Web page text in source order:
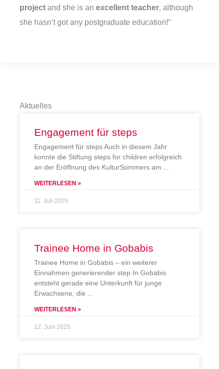
project and she is an excellent teacher , although
she hasn’t got any postgraduate education!“
Aktuelles
Engagement für steps
Engagement für steps Auch in diesem Jahr
konnte die Stiftung steps for children erfolgreich
an der Eröffnung des KulturSommers am
WEITERLESEN »
11. Juli 2025
Trainee Home in Gobabis
Trainee Home in Gobabis – ein weiterer
Einnahmen generierender step In Gobabis
entsteht gerade eine Unterkunft für junge
Erwachsene, die
WEITERLESEN »
12. Juni 2025